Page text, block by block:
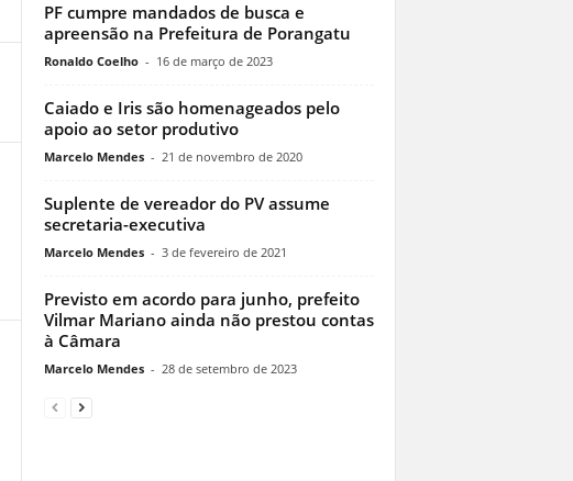
PF cumpre mandados de busca e
apreensão na Prefeitura de Porangatu
Ronaldo Coelho - 16 de março de 2023
Caiado e Iris são homenageados pelo
apoio ao setor produtivo
Marcelo Mendes - 21 de novembro de 2020
Suplente de vereador do PV assume
secretaria-executiva
Marcelo Mendes - 3 de fevereiro de 2021
Previsto em acordo para junho, prefeito
Vilmar Mariano ainda não prestou contas
à Câmara
Marcelo Mendes - 28 de setembro de 2023